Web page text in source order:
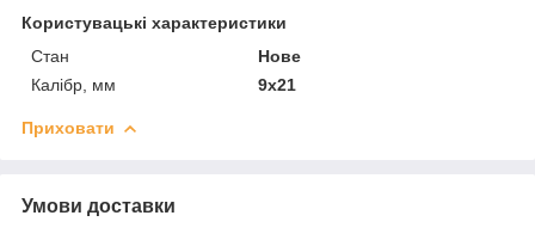
Користувацькі характеристики
Стан
Нове
Калібр, мм
9х21
Приховати
Умови доставки